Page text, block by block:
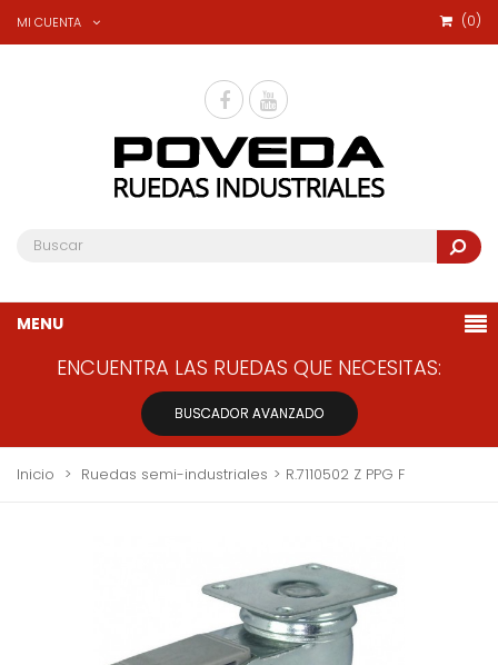
MI CUENTA (0)
MENU
ENCUENTRA LAS RUEDAS QUE NECESITAS:
BUSCADOR AVANZADO
Inicio > Ruedas semi-industriales > R.7110502 Z PPG F